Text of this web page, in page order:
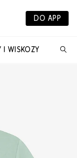
DO APP
I WISKOZY